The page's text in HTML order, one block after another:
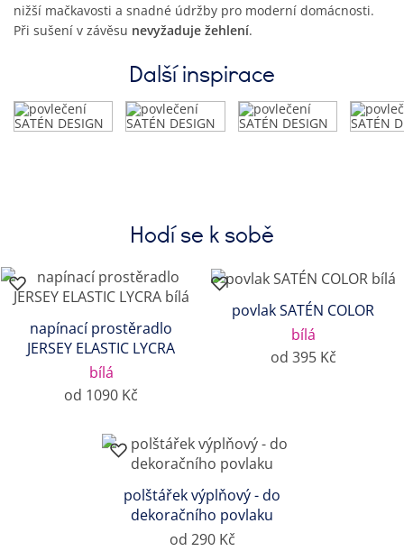
nižší mačkavosti a snadné údržby pro moderní domácnosti.
Při sušení v závěsu nevyžaduje žehlení.
Další inspirace
Hodí se k sobě
napínací prostěradlo
JERSEY ELASTIC LYCRA
bílá
od 1090 Kč
povlak SATÉN COLOR
bílá
od 395 Kč
polštářek výplňový - do
dekoračního povlaku
od 290 Kč